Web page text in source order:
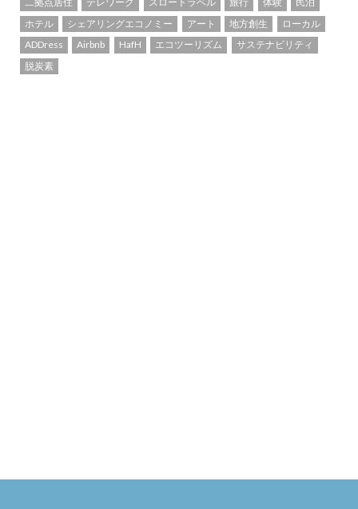
ホテル
シェアリングエコノミー アート 地方創生
ローカル
ADDress
Airbnb HafH エコツーリズム
サステナビリティ
脱炭素